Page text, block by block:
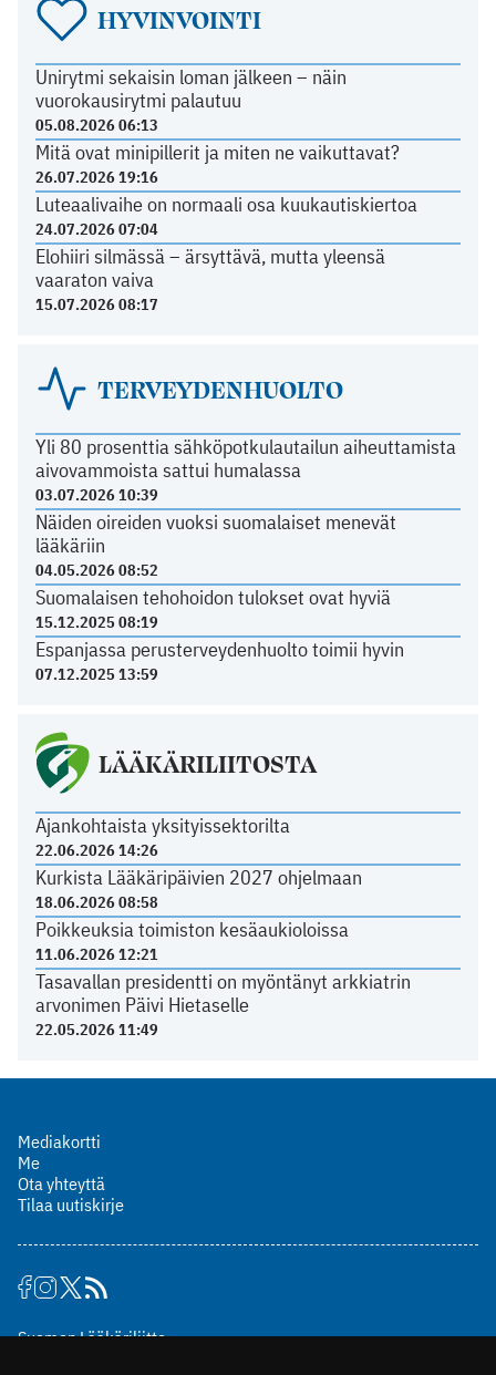
HYVINVOINTI
Unirytmi sekaisin loman jälkeen – näin
vuorokausirytmi palautuu
05.08.2026 06:13
Mitä ovat minipillerit ja miten ne vaikuttavat?
26.07.2026 19:16
Luteaalivaihe on normaali osa kuukautiskiertoa
24.07.2026 07:04
Elohiiri silmässä – ärsyttävä, mutta yleensä
vaaraton vaiva
15.07.2026 08:17
TERVEYDENHUOLTO
Yli 80 prosenttia sähköpotkulautailun aiheuttamista
aivovammoista sattui humalassa
03.07.2026 10:39
Näiden oireiden vuoksi suomalaiset menevät
lääkäriin
04.05.2026 08:52
Suomalaisen tehohoidon tulokset ovat hyviä
15.12.2025 08:19
Espanjassa perusterveydenhuolto toimii hyvin
07.12.2025 13:59
LÄÄKÄRILIITOSTA
Ajankohtaista yksityissektorilta
22.06.2026 14:26
Kurkista Lääkäripäivien 2027 ohjelmaan
18.06.2026 08:58
Poikkeuksia toimiston kesäaukioloissa
11.06.2026 12:21
Tasavallan presidentti on myöntänyt arkkiatrin
arvonimen Päivi Hietaselle
22.05.2026 11:49
Mediakortti
Me
Ota yhteyttä
Tilaa uutiskirje
Suomen Lääkäriliitto